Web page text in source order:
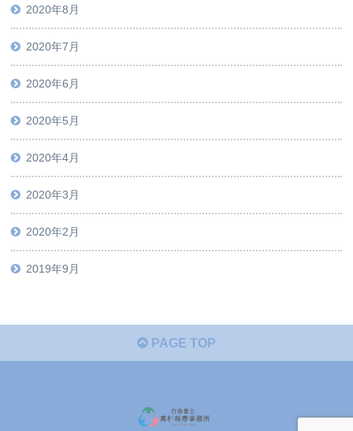
2020年8月
2020年7月
2020年6月
2020年5月
2020年4月
2020年3月
2020年2月
2019年9月
PAGE TOP